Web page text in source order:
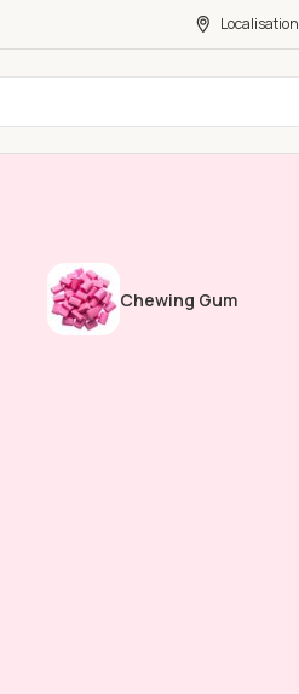
Localisation
Chewing Gum